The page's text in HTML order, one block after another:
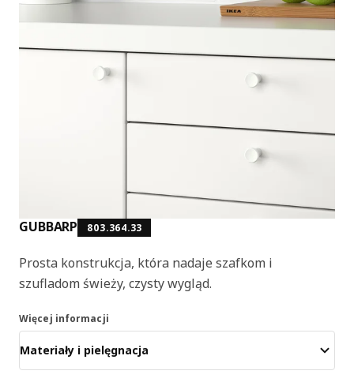
GUBBARP 803.364.33
Prosta konstrukcja, która nadaje szafkom i
szufladom świeży, czysty wygląd.
Więcej informacji
Materiały i pielęgnacja